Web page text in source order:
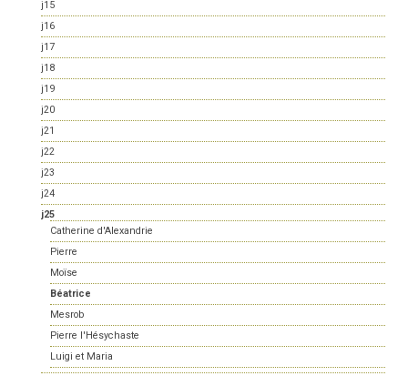
j15
j16
j17
j18
j19
j20
j21
j22
j23
j24
j25
Catherine d'Alexandrie
Pierre
Moïse
Béatrice
Mesrob
Pierre l'Hésychaste
Luigi et Maria